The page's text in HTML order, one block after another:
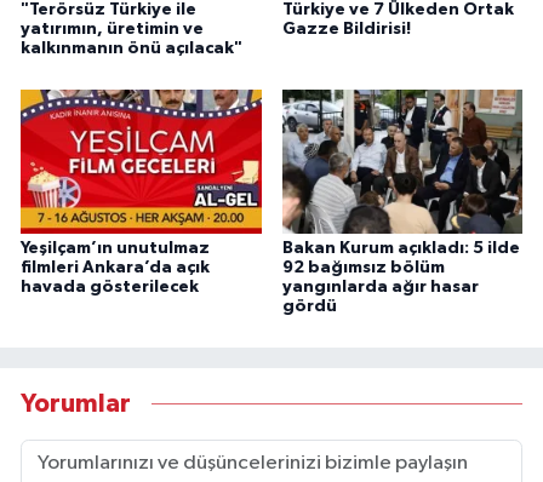
"Terörsüz Türkiye ile
yatırımın, üretimin ve
kalkınmanın önü açılacak"
Türkiye ve 7 Ülkeden Ortak
Gazze Bildirisi!
Yeşilçam’ın unutulmaz
filmleri Ankara’da açık
havada gösterilecek
Bakan Kurum açıkladı: 5 ilde
92 bağımsız bölüm
yangınlarda ağır hasar
gördü
Yorumlar